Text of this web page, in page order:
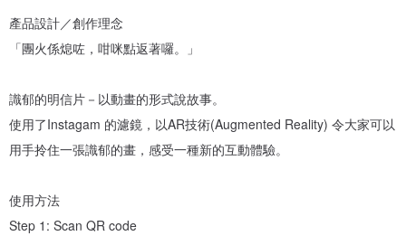
產品設計／創作理念
「團火係熄咗，咁咪點返著囉。」
識郁的明信片－以動畫的形式說故事。
使用了Instagam 的濾鏡，以AR技術(Augmented Reality) 令大家可以
用手拎住一張識郁的畫，感受一種新的互動體驗。
使用方法
Step 1: Scan QR code